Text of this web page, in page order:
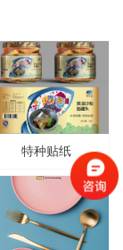
特种贴纸